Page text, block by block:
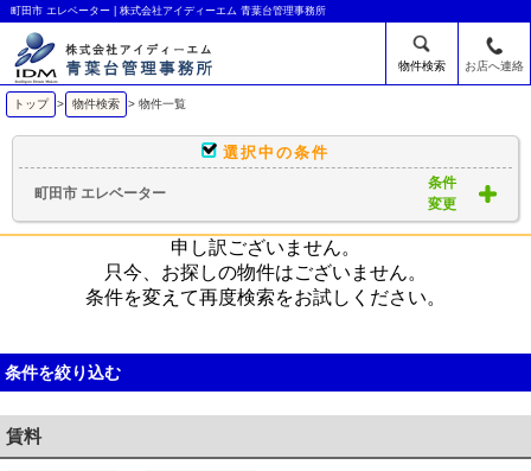
町田市 エレベーター | 株式会社アイディーエム 青葉台管理事務所
物件検索 お店へ連絡
トップ > 物件検索 > 物件一覧
選択中の条件
町田市 エレベーター
条件
変更
申し訳ございません。
只今、お探しの物件はございません。
条件を変えて再度検索をお試しください。
条件を絞り込む
賃料